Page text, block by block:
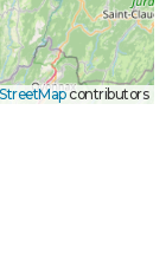
contributors